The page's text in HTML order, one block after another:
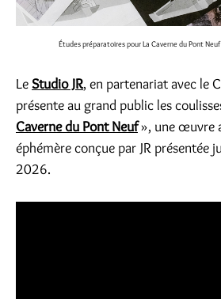
Études préparatoires pour La Caverne du Pont
LeStudio JR, en partenariat avec le
présente au grand public les
Caverne du Pont Neuf», une œuvre
éphémère conçue par JR présentée
2026.